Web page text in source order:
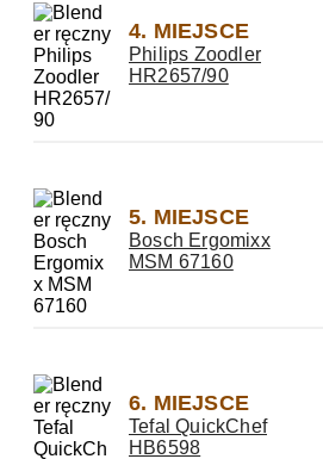
4. MIEJSCE
Philips Zoodler
HR2657/90
5. MIEJSCE
Bosch Ergomixx
MSM 67160
6. MIEJSCE
Tefal QuickChef
HB6598